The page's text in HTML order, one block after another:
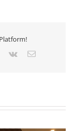
Pinterest
Vk Email